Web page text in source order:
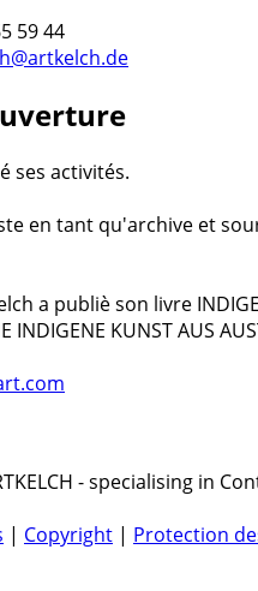
59 44
ses activités.
en tant qu'archive et
a publiè son livre
INDIGENE KUNST AUS
- specialising in
| Copyright | Protection